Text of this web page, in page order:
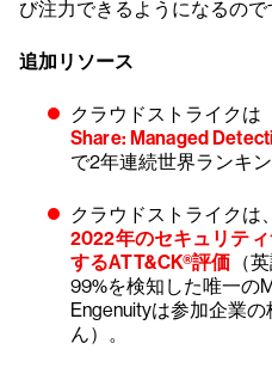
び注力できるようになるので
追加リソース
クラウドストライクは
Share: Managed
で2年連続世界ランキ
クラウドストライクは、
2022年のセキュリテ
するATT&CK®評価 （
99%を検知した唯一の
Engenuityは参加企業
ん）。